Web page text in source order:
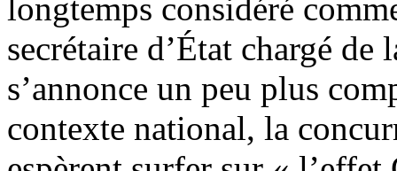
longtemps considéré
secrétaire d’État chargé
s’annonce un peu plus
contexte national, la